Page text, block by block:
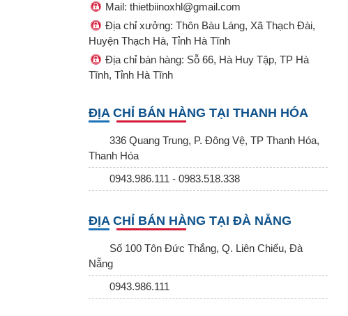
Mail: thietbiinoxhl@gmail.com
Địa chỉ xưởng: Thôn Bàu Láng, Xã Thạch Đài,
Huyện Thạch Hà, Tỉnh Hà Tĩnh
Địa chỉ bán hàng: Sỗ 66, Hà Huy Tập, TP Hà
Tĩnh, Tỉnh Hà Tĩnh
ĐỊA CHỈ BÁN HÀNG TẠI THANH HÓA
336 Quang Trung, P. Đông Vệ, TP Thanh Hóa,
Thanh Hóa
0943.986.111 - 0983.518.338
ĐỊA CHỈ BÁN HÀNG TẠI ĐÀ NẴNG
Số 100 Tôn Đức Thắng, Q. Liên Chiểu, Đà
Nẵng
0943.986.111